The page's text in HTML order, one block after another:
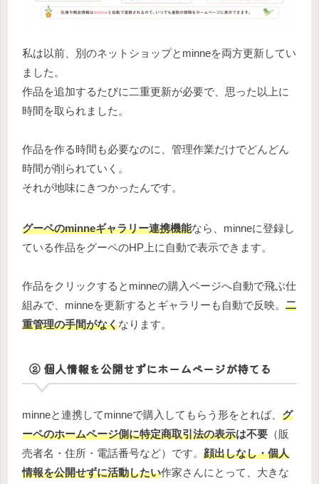
私は以前、別のネットショップとminneを両方更新してい
ました。
作品を追加するたびに二重更新が必要で、思った以上に
時間を取られました。
作品を作る時間も必要なのに、管理作業だけでどんどん
時間が削られていく。
それが地味にきつかったんです。
グーペのminneギャラリー連携機能なら、minneに登録し
ている作品をグーペのHP上に自動で表示できます。
作品をクリックするとminneの購入ページへ自動で飛ぶ仕
組みで、minneを更新するとギャラリーも自動で反映。 二
重管理の手間がなくなります。
② 個人情報を公開せずにホームページが持てる
minneと連携してminneで購入してもらう形をとれば、 グ
ーペのホームページ側に特定商取引法の表示は不要 （販
売者名・住所・電話番号など）です。 顔出しなし・個人
情報を公開せずに活動したい作家さんにとって、大きな